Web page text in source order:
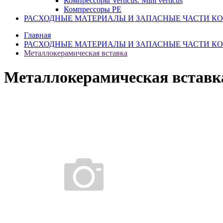
Компрессоры PE
РАСХОДНЫЕ МАТЕРИАЛЫ И ЗАПАСНЫЕ ЧАСТИ
Главная
РАСХОДНЫЕ МАТЕРИАЛЫ И ЗАПАСНЫЕ ЧАСТИ
Металлокерамическая вставка
Металлокерамическая